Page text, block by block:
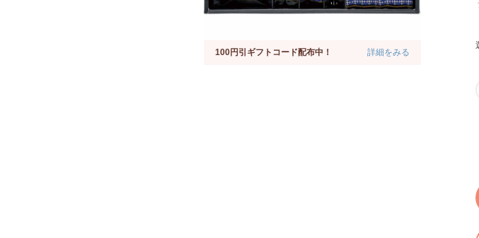
100円引ギフトコード配布中！ 詳細をみる